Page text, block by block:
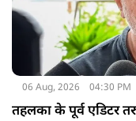
06 Aug, 2026 04:30 PM
तहलका के पूर्व एडिटर